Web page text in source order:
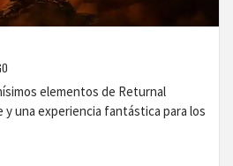
elementos de Returnal
y una experiencia fantástica para los